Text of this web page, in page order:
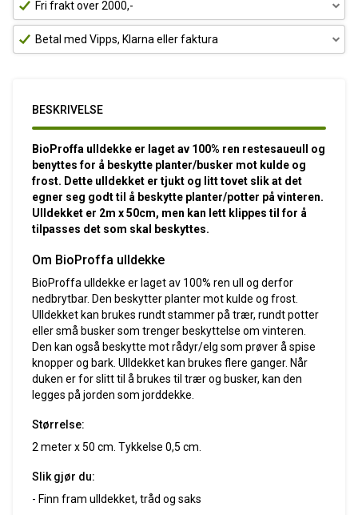
Fri frakt over 2000,-
Betal med Vipps, Klarna eller faktura
BESKRIVELSE
BioProffa ulldekke er laget av 100% ren restesaueull og
benyttes for å beskytte planter/busker mot kulde og
frost. Dette ulldekket er tjukt og litt tovet slik at det
egner seg godt til å beskytte planter/potter på vinteren.
Ulldekket er 2m x 50cm, men kan lett klippes til for å
tilpasses det som skal beskyttes.
Om BioProffa ulldekke
BioProffa ulldekke er laget av 100% ren ull og derfor
nedbrytbar. Den beskytter planter mot kulde og frost.
Ulldekket kan brukes rundt stammer på trær, rundt potter
eller små busker som trenger beskyttelse om vinteren.
Den kan også beskytte mot rådyr/elg som prøver å spise
knopper og bark. Ulldekket kan brukes flere ganger. Når
duken er for slitt til å brukes til trær og busker, kan den
legges på jorden som jorddekke.
Størrelse:
2 meter x 50 cm. Tykkelse 0,5 cm.
Slik gjør du:
- Finn fram ulldekket, tråd og saks